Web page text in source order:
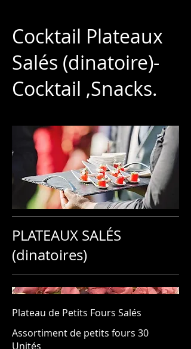
Cocktail Plateaux
Salés (dinatoire)-
Cocktail ,Snacks.
PLATEAUX SALÉS
(dinatoires)
Plateau de Petits Fours Salés
Assortiment de petits fours 30
Unités